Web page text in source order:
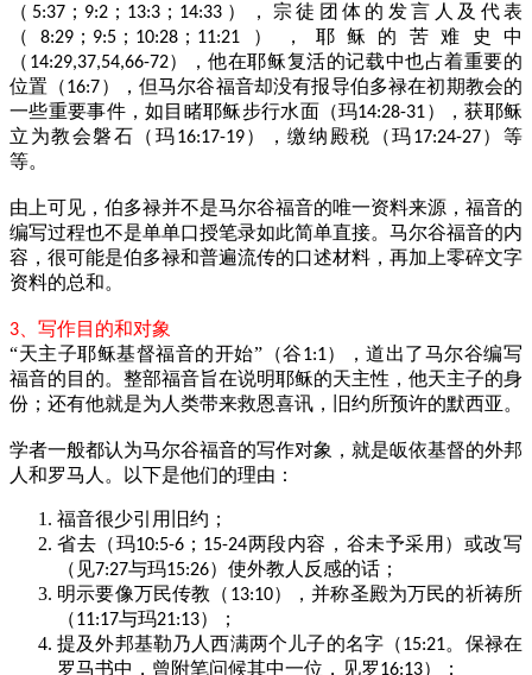
（ 5:37 ； 9:2 ； 13:3 ； 14:33 ），宗徒团体的发言人及代表
（8:29 ； 9:5 ； 10:28 ； 11:21 ），耶稣的苦难史中
（ 14:29,37,54,66-72），他在耶稣复活的记载中也占着重要的
位置（16:7），但马尔谷福音却没有报导伯多禄在初期教会的
一些重要事件，如目睹耶稣步行水面（玛14:28-31），获耶稣
立为教会磐石（玛16:17-19），缴纳殿税（玛17:24-27）等
等。
由上可见，伯多禄并不是马尔谷福音的唯一资料来源，福音的
编写过程也不是单单口授笔录如此简单直接。马尔谷福音的内
容，很可能是伯多禄和普遍流传的口述材料，再加上零碎文字
资料的总和。
3 、写作目的和对象
“天主子耶稣基督福音的开始”（谷1:1），道出了马尔谷编写
福音的目的。整部福音旨在说明耶稣的天主性，他天主子的身
份；还有他就是为人类带来救恩喜讯，旧约所预许的默西亚。
学者一般都认为马尔谷福音的写作对象，就是皈依基督的外邦
人和罗马人。以下是他们的理由：
福音很少引用旧约；
省去（玛10:5-6 ； 15-24两段内容，谷未予采用）或改写
（见7:27与玛15:26）使外教人反感的话；
明示要像万民传教（ 13:10），并称圣殿为万民的祈祷所
（11:17与玛21:13）；
提及外邦基勒乃人西满两个儿子的名字（15:21。保禄在
罗马书中，曾附笔问候其中一位，见罗16:13）；